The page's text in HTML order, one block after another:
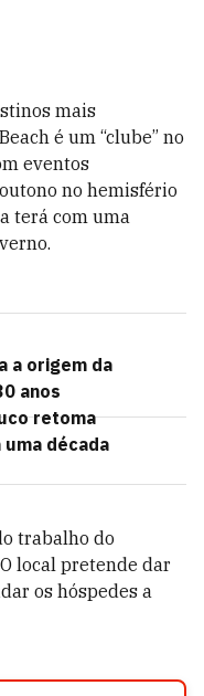
mais
é um “clube” no
eventos
no hemisfério
terá com uma
a origem da
anos
retoma
década
trabalho do
local pretende dar
os hóspedes a